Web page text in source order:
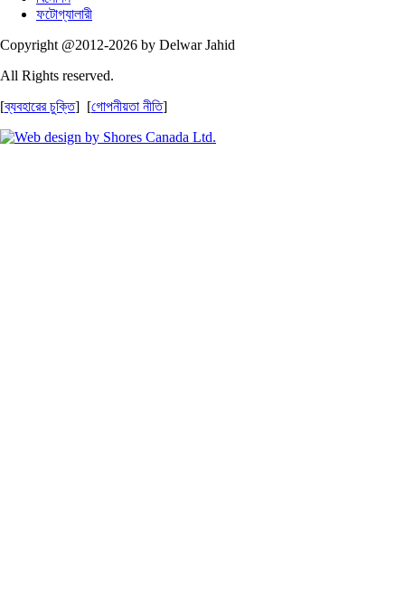
ফটোগ্যালারী
Copyright @2012-2026 by Delwar Jahid
All Rights reserved.
[ব্যবহারের চুক্তি] [গোপনীয়তা নীতি]